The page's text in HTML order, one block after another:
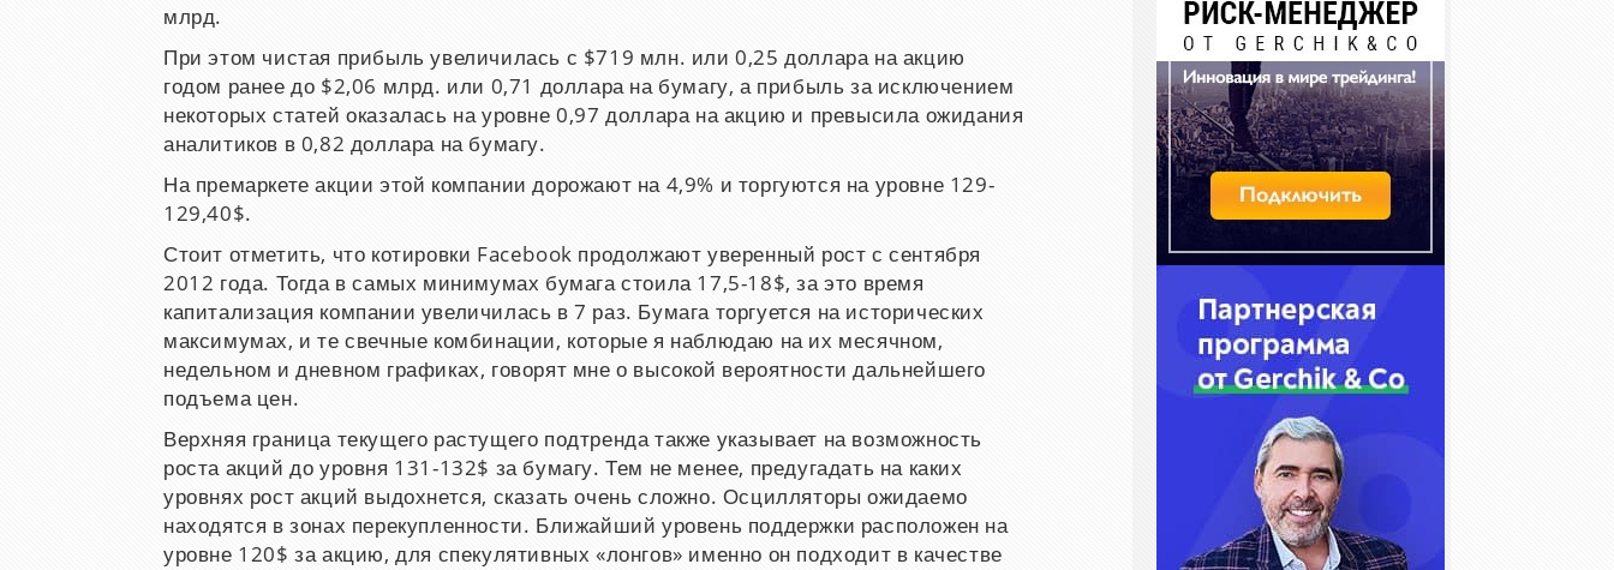
млрд.
При этом чистая прибыль увеличилась с $719 млн. или 0,25 доллара на акцию
годом ранее до $2,06 млрд. или 0,71 доллара на бумагу, а прибыль за исключением
некоторых статей оказалась на уровне 0,97 доллара на акцию и превысила ожидания
аналитиков в 0,82 доллара на бумагу.
На премаркете акции этой компании дорожают на 4,9% и торгуются на уровне 129-
129,40$.
Стоит отметить, что котировки Facebook продолжают уверенный рост с сентября
2012 года. Тогда в самых минимумах бумага стоила 17,5-18$, за это время
капитализация компании увеличилась в 7 раз. Бумага торгуется на исторических
максимумах, и те свечные комбинации, которые я наблюдаю на их месячном,
недельном и дневном графиках, говорят мне о высокой вероятности дальнейшего
подъема цен.
Верхняя граница текущего растущего подтренда также указывает на возможность
роста акций до уровня 131-132$ за бумагу. Тем не менее, предугадать на каких
уровнях рост акций выдохнется, сказать очень сложно. Осцилляторы ожидаемо
находятся в зонах перекупленности. Ближайший уровень поддержки расположен на
уровне 120$ за акцию, для спекулятивных «лонгов» именно он подходит в качестве